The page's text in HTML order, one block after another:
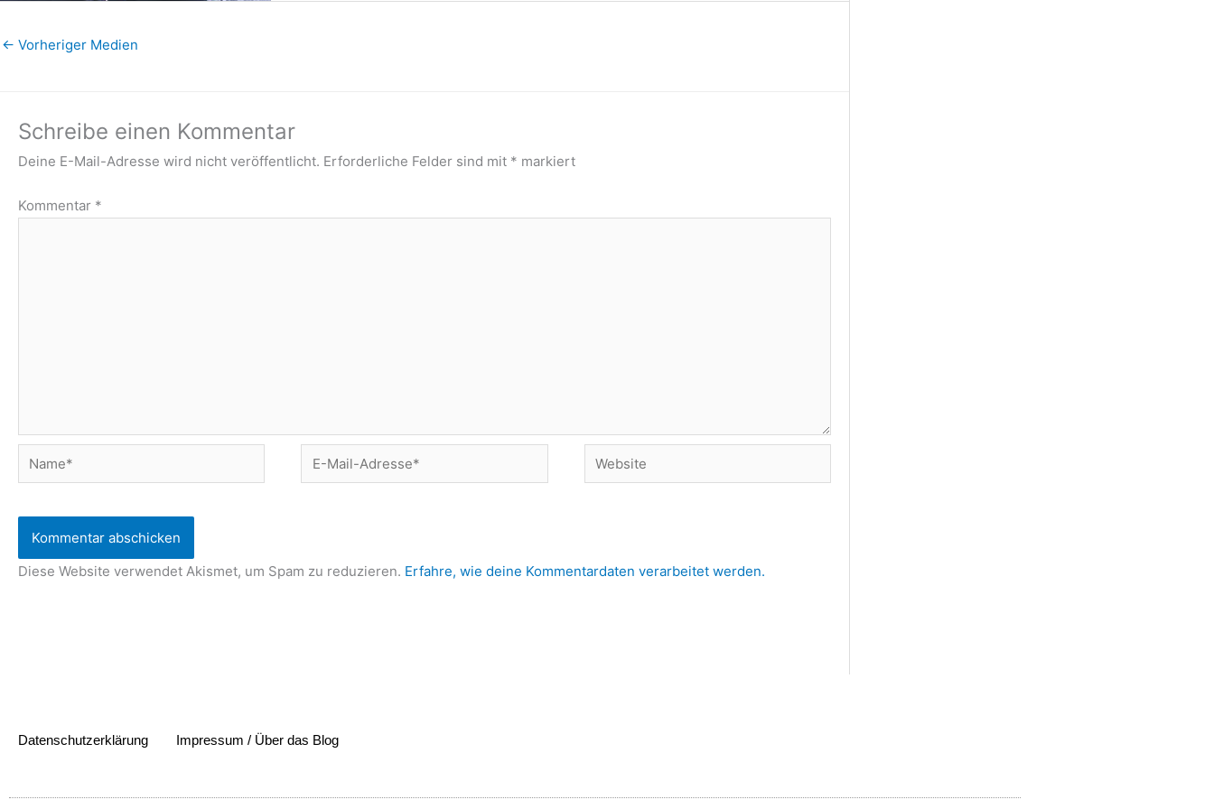
← Vorheriger Medien
Schreibe einen Kommentar
Deine E-Mail-Adresse wird nicht veröffentlicht. Erforderliche Felder sind mit * markiert
Kommentar *
Name*
E-
Mail-
Website
Diese Website verwendet Akismet, um Spam zu reduzieren. Erfahre, wie deine Kommentardaten verarbeitet werden.
Datenschutzerklärung Impressum / Über das Blog